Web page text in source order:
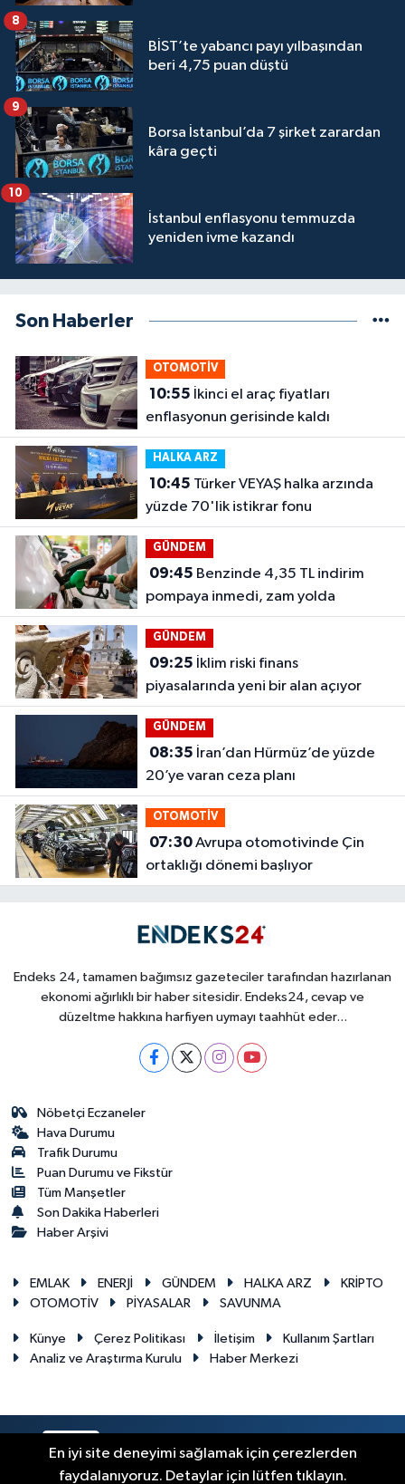
BİST’te yabancı payı yılbaşından
beri 4,75 puan düştü
8
Borsa İstanbul’da 7 şirket zarardan
kâra geçti
9
İstanbul enflasyonu temmuzda
yeniden ivme kazandı
10
Son Haberler
OTOMOTİV
10:55
enflasyonun gerisinde kaldı
HALKA ARZ
10:45
yüzde 70'lik istikrar fonu
GÜNDEM
09:45
pompaya inmedi, zam yolda
GÜNDEM
09:25
piyasalarında yeni bir alan açıyor
GÜNDEM
08:35
20’ye varan ceza planı
OTOMOTİV
07:30Avrupa otomotivinde Çin
ortaklığı dönemi başlıyor
Endeks 24, tamamen bağımsız gazeteciler tarafından hazırlanan
ekonomi ağırlıklı bir haber sitesidir. Endeks24, cevap ve
düzeltme hakkına harfiyen uymayı taahhüt eder...
Nöbetçi Eczaneler
Hava Durumu
Trafik Durumu
Puan Durumu ve Fikstür
Tüm Manşetler
Son Dakika Haberleri
Haber Arşivi
EMLAK ENERJİ GÜNDEM HALKA ARZ
KRİPTO
OTOMOTİV
PİYASALAR SAVUNMA
Künye Çerez Politikası İletişim
Kullanım Şartları
Analiz ve Araştırma Kurulu
Haber Merkezi
En iyi site deneyimi sağlamak için çerezlerden
faydalanıyoruz. Detaylar için lütfen tıklayın.